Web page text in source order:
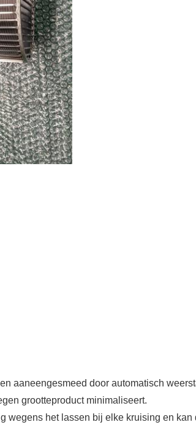
aaneengesmeed door automatisch
grootteproduct minimaliseert.
wegens het lassen bij elke kruising en